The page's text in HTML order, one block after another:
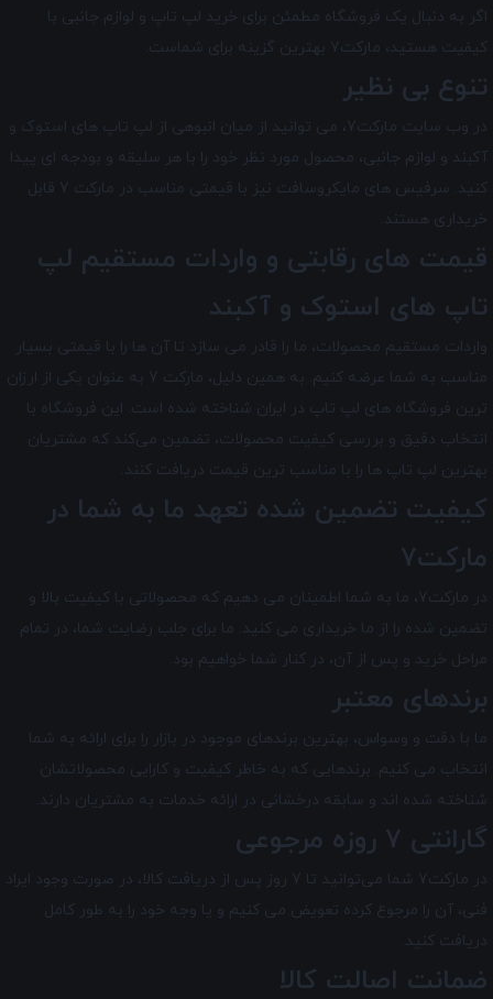
اگر به دنبال یک فروشگاه مطمئن برای خرید لپ تاپ و لوازم جانبی با
کیفیت هستید، مارکت7 بهترین گزینه برای شماست.
تنوع بی نظیر
در وب سایت مارکت7، می توانید از میان انبوهی از لپ تاپ های استوک و
آکبند و لوازم جانبی، محصول مورد نظر خود را با هر سلیقه و بودجه ای پیدا
کنید. سرفیس های مایکروسافت نیز با قیمتی مناسب در مارکت 7 قابل
خریداری هستند.
قیمت های رقابتی و واردات مستقیم لپ
تاپ های استوک و آکبند
واردات مستقیم محصولات، ما را قادر می سازد تا آن ها را با قیمتی بسیار
مناسب به شما عرضه کنیم. به همین دلیل، مارکت 7 به عنوان یکی از ارزان
ترین فروشگاه های لپ تاپ در ایران شناخته شده است. این فروشگاه با
انتخاب دقیق و بررسی کیفیت محصولات، تضمین می‌کند که مشتریان
بهترین لپ تاپ ها را با مناسب ترین قیمت دریافت کنند.
کیفیت تضمین شده تعهد ما به شما در
مارکت7
در مارکت7 ، ما به شما اطمینان می دهیم که محصولاتی با کیفیت بالا و
تضمین شده را از ما خریداری می کنید. ما برای جلب رضایت شما، در تمام
مراحل خرید و پس از آن، در کنار شما خواهیم بود.
برندهای معتبر
ما با دقت و وسواس، بهترین برندهای موجود در بازار را برای ارائه به شما
انتخاب می کنیم. برندهایی که به خاطر کیفیت و کارایی محصولاتشان
شناخته شده اند و سابقه درخشانی در ارائه خدمات به مشتریان دارند.
گارانتی 7 روزه مرجوعی
در مارکت7 شما می‌توانید تا 7 روز پس از دریافت کالا، در صورت وجود ایراد
فنی، آن را مرجوع کرده تعویض می کنیم و یا وجه خود را به طور کامل
دریافت کنید.
ضمانت اصالت کالا